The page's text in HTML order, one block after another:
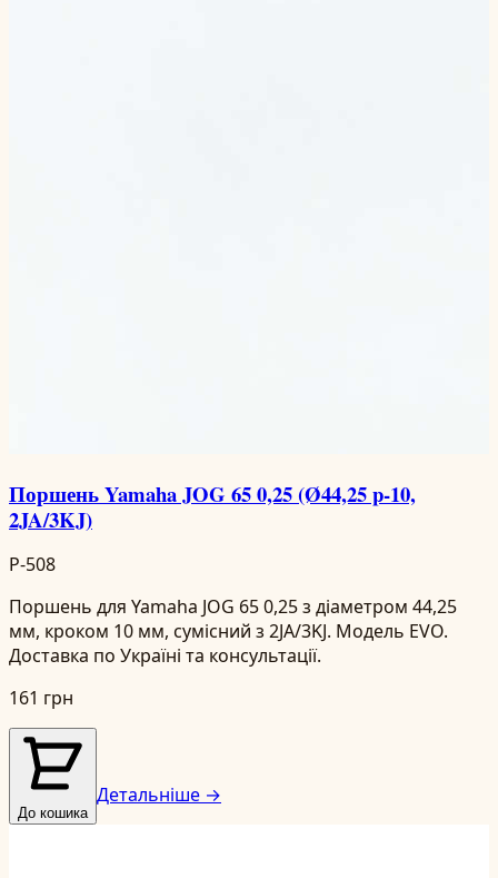
Поршень Yamaha JOG 65 0,25 (Ø44,25 p-10,
2JA/3KJ)
P-508
Поршень для Yamaha JOG 65 0,25 з діаметром 44,25
мм, кроком 10 мм, сумісний з 2JA/3KJ. Модель EVO.
Доставка по Україні та консультації.
161 грн
До кошика
Детальніше →